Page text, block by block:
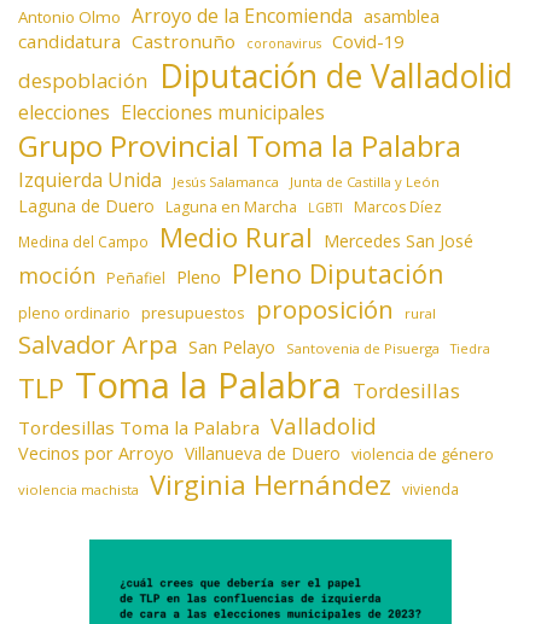
Antonio Olmo Arroyo de la Encomienda asamblea
candidatura Castronuño coronavirus Covid-19
despoblación Diputación de Valladolid
elecciones Elecciones municipales
Grupo Provincial Toma la Palabra
Izquierda Unida Jesús Salamanca Junta de Castilla y León
Laguna de Duero Laguna en Marcha LGBTI Marcos Díez
Medina del Campo Medio Rural Mercedes San José
moción Peñafiel Pleno Pleno Diputación
pleno ordinario presupuestos proposición rural
Salvador Arpa San Pelayo Santovenia de Pisuerga Tiedra
TLP Toma la Palabra Tordesillas
Tordesillas Toma la Palabra Valladolid
Vecinos por Arroyo Villanueva de Duero violencia de género
violencia machista Virginia Hernández vivienda